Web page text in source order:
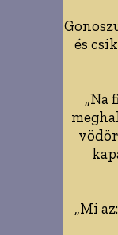
és
„Na
„Mi